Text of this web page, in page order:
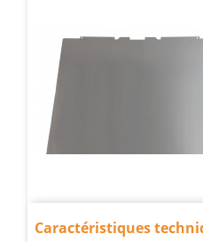
Caractéristiques